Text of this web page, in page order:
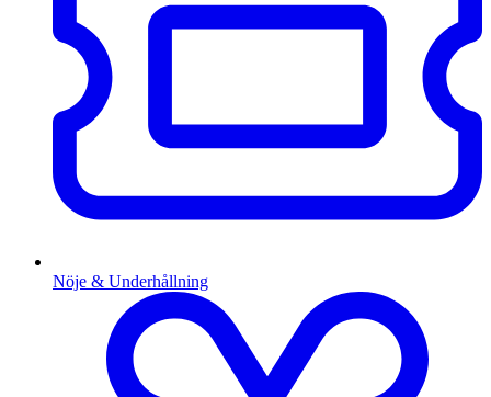
Nöje & Underhållning